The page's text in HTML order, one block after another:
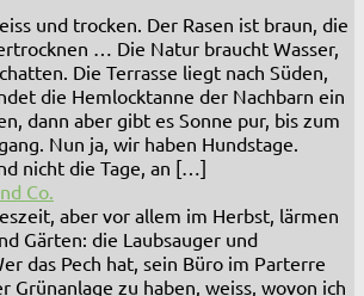
und trocken. Der Rasen ist braun, die
… Die Natur braucht Wasser,
Die Terrasse liegt nach Süden,
die Hemlocktanne der Nachbarn ein
dann aber gibt es Sonne pur, bis zum
Nun ja, wir haben Hundstage.
nicht die Tage, an […]
Co.
aber vor allem im Herbst, lärmen
Gärten: die Laubsauger und
das Pech hat, sein Büro im Parterre
Grünanlage zu haben, weiss, wovon ich